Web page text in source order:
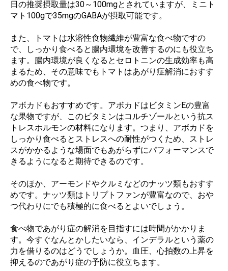
日の推奨摂取量は30～100mgとされていますが、ミニト
マト100gで35mgのGABAが摂取可能です。
また、トマトは水溶性食物繊維が豊富な食べ物ですの
で、しっかり食べると腸内環境を改善するのにも役立ち
ます。腸内環境が良くなるとセロトニンの生成効率も高
まるため、その意味でもトマトはあがり症解消におすす
めの食べ物です。
アボカドもおすすめです。アボカドはビタミンEの豊富
な果物ですが、このビタミンはコルチゾールという抗ス
トレスホルモンの材料になります。つまり、アボカドを
しっかり食べるとストレスへの耐性がつくため、ストレ
スがかかるような場面でもあがらずにパフォーマンスで
きるようになると期待できるのです。
そのほか、アーモンドやクルミなどのナッツ類もおすす
めです。ナッツ類はトリプトファンが豊富なので、おや
つ代わりにでも積極的に食べるとよいでしょう。
食べ物であがり症の解消を目指すには時間がかかりま
す。今すぐなんとかしたいなら、インデラルという薬の
力を借りるのはどうでしょうか。血圧、心拍数の上昇を
抑えるのであがり症の予防に役立ちます。